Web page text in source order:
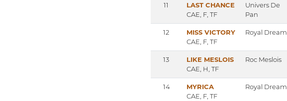
11
LAST CHANCE
CAE, F, TF
Univers De
Pan
12
MISS VICTORY
CAE, F, TF
Royal Dream
13
LIKE MESLOIS
CAE, H, TF
Roc Meslois
14
MYRICA
CAE, F, TF
Royal Dream